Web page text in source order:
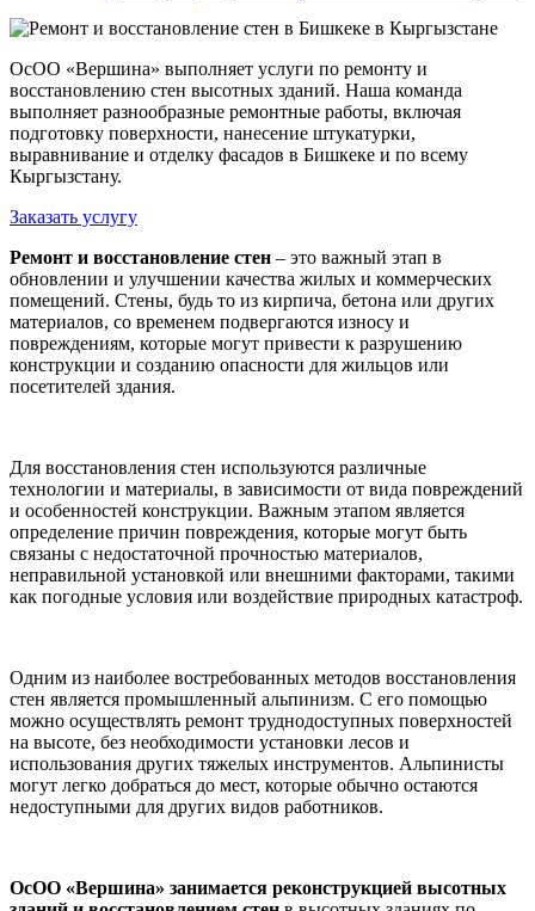
ОсОО «Вершина» выполняет услуги по ремонту и
восстановлению стен высотных зданий. Наша команда
выполняет разнообразные ремонтные работы, включая
подготовку поверхности, нанесение штукатурки,
выравнивание и отделку фасадов в Бишкеке и по всему
Кыргызстану.
Заказать услугу
Ремонт и восстановление стен – это важный этап в
обновлении и улучшении качества жилых и коммерческих
помещений. Стены, будь то из кирпича, бетона или других
материалов, со временем подвергаются износу и
повреждениям, которые могут привести к разрушению
конструкции и созданию опасности для жильцов или
посетителей здания.
Для восстановления стен используются различные
технологии и материалы, в зависимости от вида повреждений
и особенностей конструкции. Важным этапом является
определение причин повреждения, которые могут быть
связаны с недостаточной прочностью материалов,
неправильной установкой или внешними факторами, такими
как погодные условия или воздействие природных катастроф.
Одним из наиболее востребованных методов восстановления
стен является промышленный альпинизм. С его помощью
можно осуществлять ремонт труднодоступных поверхностей
на высоте, без необходимости установки лесов и
использования других тяжелых инструментов. Альпинисты
могут легко добраться до мест, которые обычно остаются
недоступными для других видов работников.
ОсОО «Вершина» занимается реконструкцией высотных